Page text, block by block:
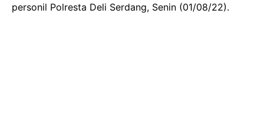
personil Polresta Deli Serdang, Senin (01/08/22).